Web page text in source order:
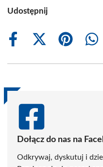
Udostępnij
Share
Share
(Twitter)
Share
Dołącz do nas na
Odkrywaj, dyskutuj i